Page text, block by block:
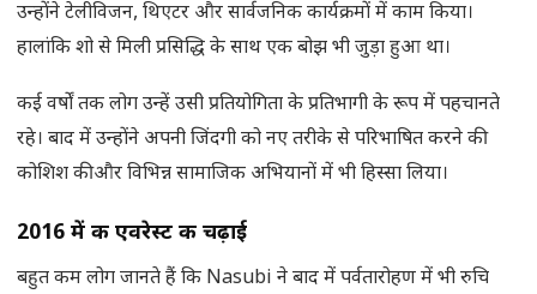
उन्होंने टेलीविजन, थिएटर और सार्वजनिक कार्यक्रमों में काम किया।
हालांकि शो से मिली प्रसिद्धि के साथ एक बोझ भी जुड़ा हुआ था।
कई वर्षों तक लोग उन्हें उसी प्रतियोगिता के प्रतिभागी के रूप में पहचानते
रहे। बाद में उन्होंने अपनी जिंदगी को नए तरीके से परिभाषित करने की
कोशिश की और विभिन्न सामाजिक अभियानों में भी हिस्सा लिया।
2016 में की एवरेस्ट की चढ़ाई
बहुत कम लोग जानते हैं कि Nasubi ने बाद में पर्वतारोहण में भी रुचि